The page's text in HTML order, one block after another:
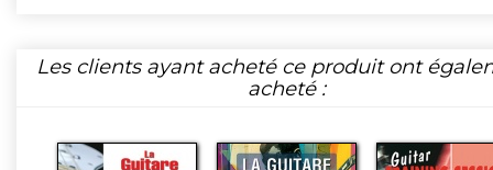
Les clients ayant acheté ce produit ont
acheté :